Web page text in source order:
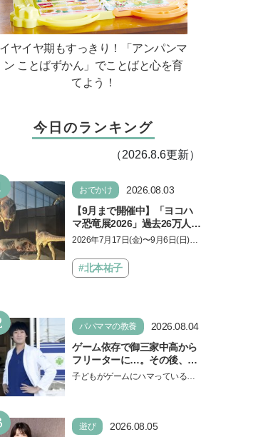
イヤイヤ期もすっきり！「アンパンマ
ン ことばずかん」でことばと心を育
てよう！
今日のランキング
（2026.8.6更新）
おでかけ
2026.08.03
【9月まで開催中】「ヨコハ
マ恐竜展2026」過去26万人を
動員した恐竜展が9年ぶりに
しむポイントを完全ガイド
2026年7月17日(金)〜9月6日(日)、
「ヨコハマ恐竜展2026〜恐竜の食
卓大図鑑〜」が開催…
#北本祐子
パパママの教養
2026.08.04
ゲーム依存で御三家中高から
フリーターに…。その後、医
学部へ逆転合格した現役医師
子どもがゲームにハマっている
遊び
2026.08.05